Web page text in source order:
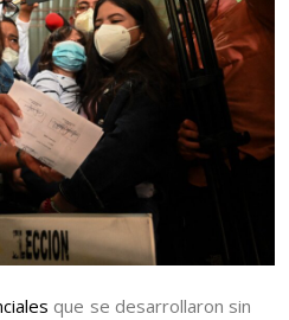
que se desarrollaron sin